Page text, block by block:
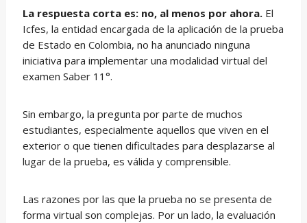
La respuesta corta es: no, al menos por ahora. El
Icfes, la entidad encargada de la aplicación de la prueba
de Estado en Colombia, no ha anunciado ninguna
iniciativa para implementar una modalidad virtual del
examen Saber 11°.
Sin embargo, la pregunta por parte de muchos
estudiantes, especialmente aquellos que viven en el
exterior o que tienen dificultades para desplazarse al
lugar de la prueba, es válida y comprensible.
Las razones por las que la prueba no se presenta de
forma virtual son complejas. Por un lado, la evaluación